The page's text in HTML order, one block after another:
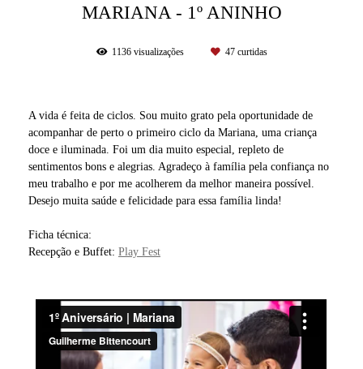
MARIANA - 1º ANINHO
1136visualizações 47curtidas
A vida é feita de ciclos. Sou muito grato pela oportunidade de
acompanhar de perto o primeiro ciclo da Mariana, uma criança
doce e iluminada. Foi um dia muito especial, repleto de
sentimentos bons e alegrias. Agradeço à família pela confiança no
meu trabalho e por me acolherem da melhor maneira possível.
Desejo muita saúde e felicidade para essa família linda!
Ficha técnica:
Recepção e Buffet: Play Fest